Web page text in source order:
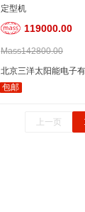
定型机
119000.00
Mass142800.00
北京三洋太阳能电子
包邮
上一页